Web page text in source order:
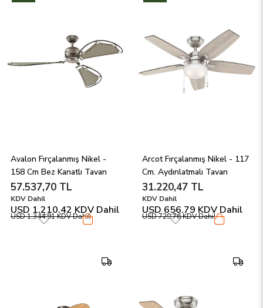
Avalon Fırçalanmış Nikel -
158 Cm Bez Kanatlı Tavan
Vantilatörü
57.537,70 TL
KDV Dahil
USD 1,210.42 KDV Dahil
USD 1,344.91KDV Dahil
Arcot Fırçalanmış Nikel - 117
Cm. Aydınlatmalı Tavan
Vantilatörü
31.220,47 TL
KDV Dahil
USD 656.79 KDV Dahil
USD 729.76KDV Dahil